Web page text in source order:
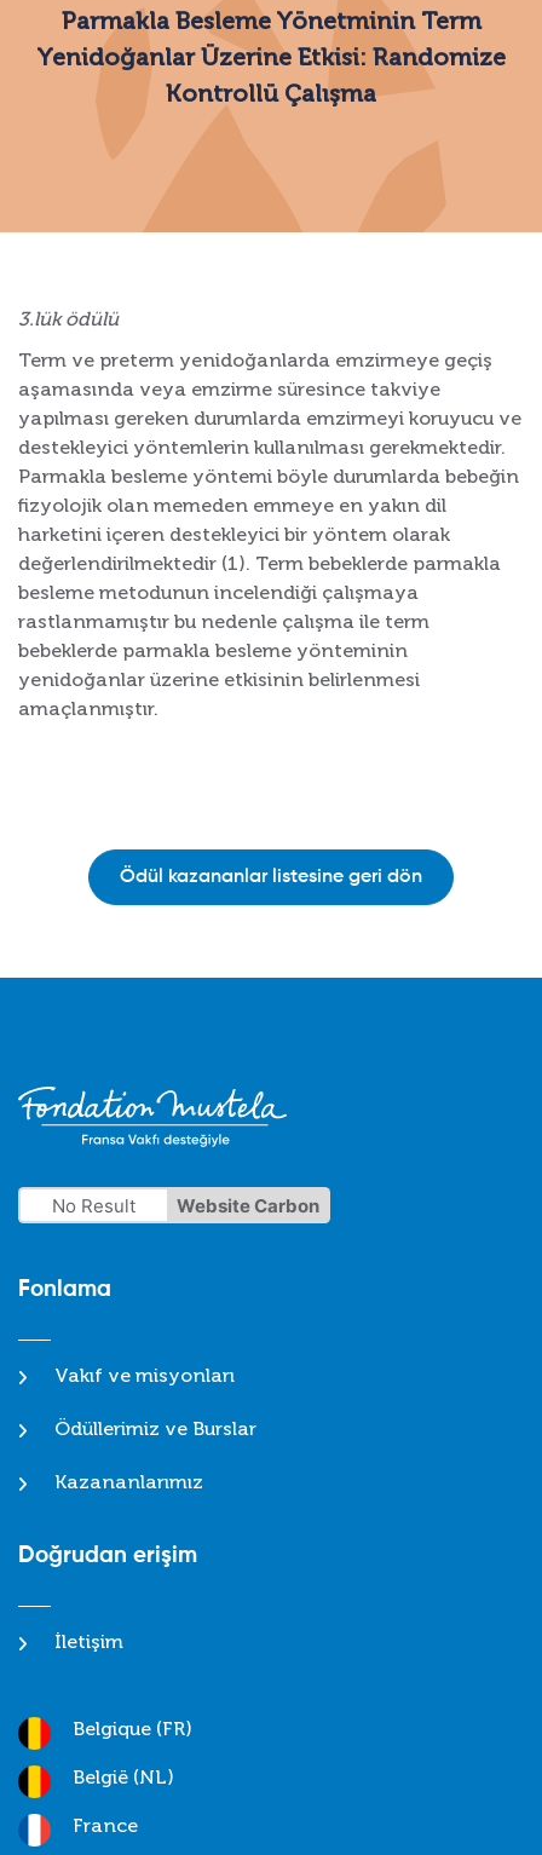
Parmakla Besleme Yönetminin Term
Yenidoğanlar Üzerine Etkisi: Randomize
Kontrollü Çalışma
3.lük ödülü
Term ve preterm yenidoğanlarda emzirmeye geçiş
aşamasında veya emzirme süresince takviye
yapılması gereken durumlarda emzirmeyi koruyucu ve
destekleyici yöntemlerin kullanılması gerekmektedir.
Parmakla besleme yöntemi böyle durumlarda bebeğin
fizyolojik olan memeden emmeye en yakın dil
harketini içeren destekleyici bir yöntem olarak
değerlendirilmektedir (1). Term bebeklerde parmakla
besleme metodunun incelendiği çalışmaya
rastlanmamıştır bu nedenle çalışma ile term
bebeklerde parmakla besleme yönteminin
yenidoğanlar üzerine etkisinin belirlenmesi
amaçlanmıştır.
Ödül kazananlar listesine geri dön
No Result Website Carbon
Fonlama
Vakıf ve misyonları
Ödüllerimiz ve Burslar
Kazananlarımız
Doğrudan erişim
İletişim
Belgique (FR)
België (NL)
France